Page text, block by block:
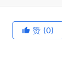
赞 (0)